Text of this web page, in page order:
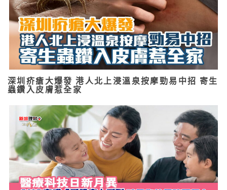
深圳疥瘡大爆發 港人北上浸溫泉按摩勁易中招 寄生
蟲鑽入皮膚惹全家